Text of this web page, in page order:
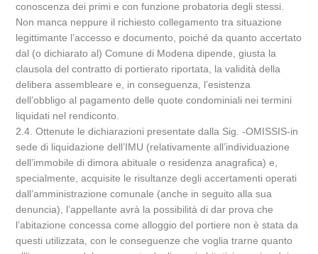
conoscenza dei primi e con funzione probatoria degli stessi.
Non manca neppure il richiesto collegamento tra situazione
legittimante l’accesso e documento, poiché da quanto accertato
dal (o dichiarato al) Comune di Modena dipende, giusta la
clausola del contratto di portierato riportata, la validità della
delibera assembleare e, in conseguenza, l’esistenza
dell’obbligo al pagamento delle quote condominiali nei termini
liquidati nel rendiconto.
2.4. Ottenute le dichiarazioni presentate dalla Sig. -OMISSIS-in
sede di liquidazione dell’IMU (relativamente all’individuazione
dell’immobile di dimora abituale o residenza anagrafica) e,
specialmente, acquisite le risultanze degli accertamenti operati
dall’amministrazione comunale (anche in seguito alla sua
denuncia), l’appellante avrà la possibilità di dar prova che
l’abitazione concessa come alloggio del portiere non è stata da
questi utilizzata, con le conseguenze che voglia trarne quanto